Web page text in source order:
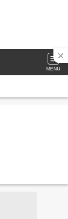
MENU